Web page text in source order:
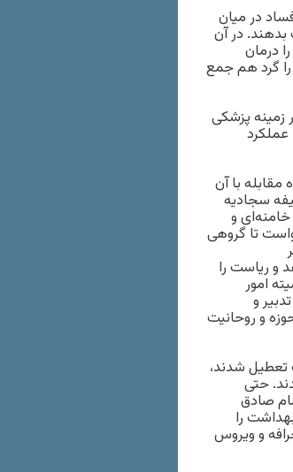
در میان
در آن
درمان
را گرد هم جمع
زمینه پزشکی
عملکرد
راه مقابله با آن
سجادیه
و
تا گروهی
و ریاست را
امور
و
و روحانیت
تعطیل شدند،
حتی
صادق
را
و ویروس